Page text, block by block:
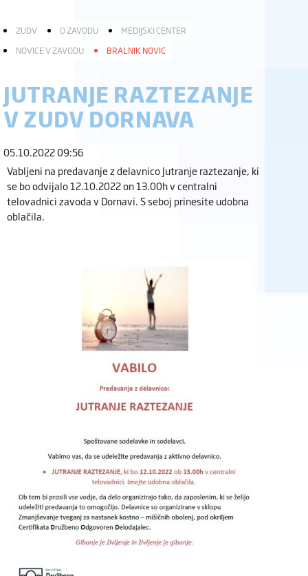
ZUDV O ZAVODU
MEDIJSKI CENTER
NOVICE V ZAVODU
BRALNIK NOVIC
JUTRANJE RAZTEZANJE
V ZUDV DORNAVA
05.10.2022 09:56
Vabljeni na predavanje z delavnico Jutranje raztezanje, ki
se bo odvijalo 12.10.2022 on 13.00h v centralni
telovadnici zavoda v Dornavi. S seboj prinesite udobna
oblačila.